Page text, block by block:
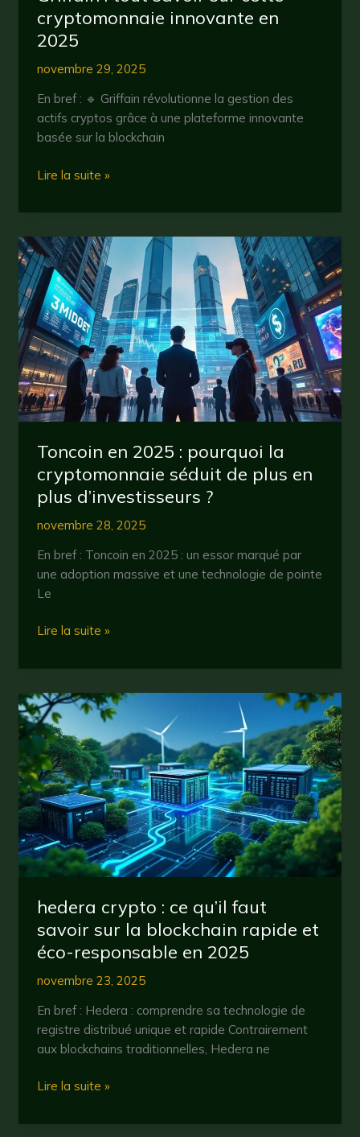
cryptomonnaie innovante en
2025
novembre 29, 2025
En bref : 🔹 Griffain révolutionne la gestion des
actifs cryptos grâce à une plateforme innovante
basée sur la blockchain
Griffain
tout
sur
cette
cryptomonnaie
innovante
en
2025
Lire la suite »
Toncoin en 2025 : pourquoi la
cryptomonnaie séduit de plus en
plus d’investisseurs ?
novembre 28, 2025
En bref : Toncoin en 2025 : un essor marqué par
une adoption massive et une technologie de pointe
Le
Toncoin
2025
pourquoi
la
cryptomonnaie
séduit
de
plus
en
plus
d’investisseurs
Lire la suite »
hedera crypto : ce qu’il faut
savoir sur la blockchain rapide et
éco-responsable en 2025
novembre 23, 2025
En bref : Hedera : comprendre sa technologie de
registre distribué unique et rapide Contrairement
aux blockchains traditionnelles, Hedera ne
hedera
:
Lire la suite »